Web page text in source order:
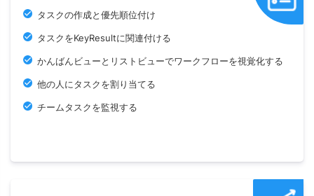
タスクの作成と優先順位付け
タスクをKeyResultに関連付ける
かんばんビューとリストビューでワークフローを視覚化する
他の人にタスクを割り当てる
チームタスクを監視する